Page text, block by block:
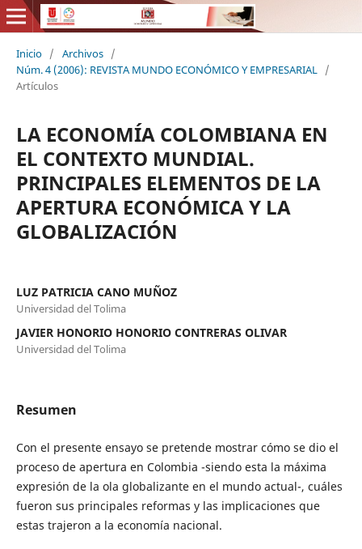
Inicio / Archivos /
Núm. 4 (2006): REVISTA MUNDO ECONÓMICO Y EMPRESARIAL /
Artículos
LA ECONOMÍA COLOMBIANA EN
EL CONTEXTO MUNDIAL.
PRINCIPALES ELEMENTOS DE LA
APERTURA ECONÓMICA Y LA
GLOBALIZACIÓN
LUZ PATRICIA CANO MUÑOZ
Universidad del Tolima
JAVIER HONORIO HONORIO CONTRERAS OLIVAR
Universidad del Tolima
Resumen
Con el presente ensayo se pretende mostrar cómo se dio el
proceso de apertura en Colombia -siendo esta la máxima
expresión de la ola globalizante en el mundo actual-, cuáles
fueron sus principales reformas y las implicaciones que
estas trajeron a la economía nacional.